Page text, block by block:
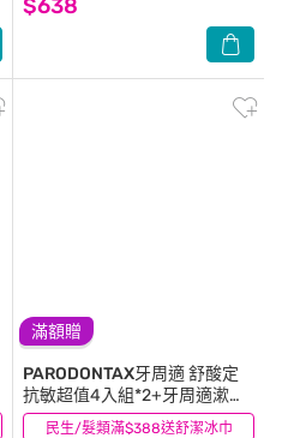
$638
滿額贈
民生/髮類滿$388送舒潔冰巾
PARODONTAX牙周適舒酸定
抗敏超值4入組*2+牙周適漱口
水極淨清新500ml*1
(0)